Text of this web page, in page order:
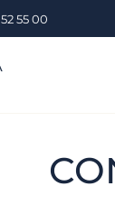
55 00